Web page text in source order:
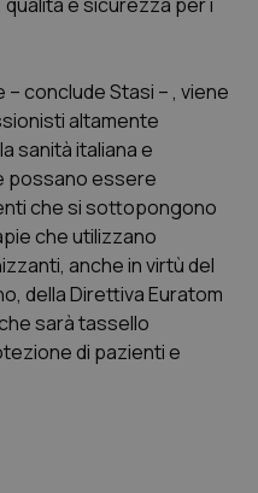
– conclude Stasi – , viene
altamente
sanità italiana e
possano essere
che si sottopongono
che utilizzano
anche in virtù del
della Direttiva Euratom
sarà tassello
di pazienti e